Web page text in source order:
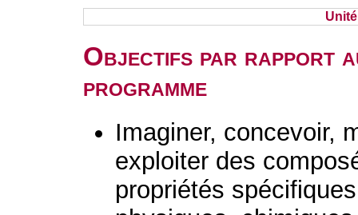
Objectifs par rapport
programme
Imaginer, concevoir,
exploiter des
propriétés